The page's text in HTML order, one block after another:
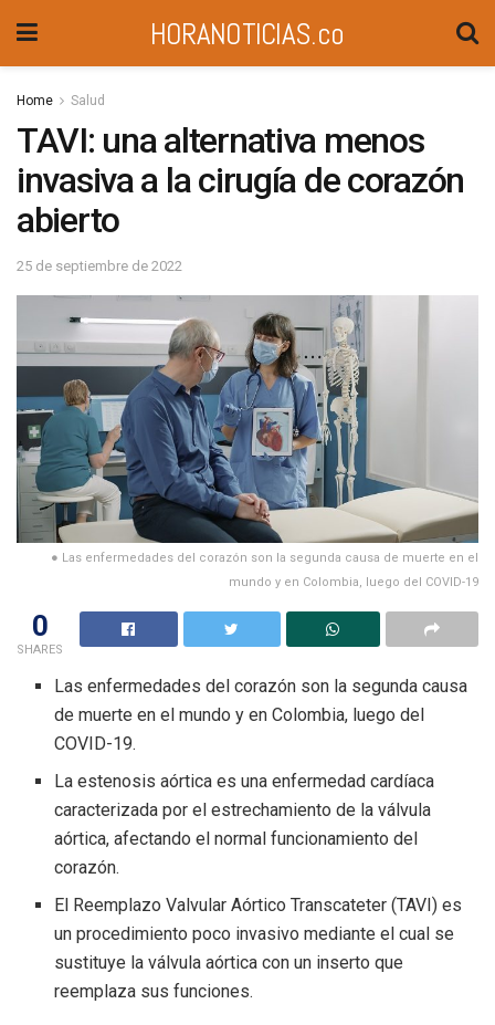
HORANOTICIAS.co
Home Salud
TAVI: una alternativa menos
invasiva a la cirugía de corazón
abierto
25 de septiembre de 2022
● Las enfermedades del corazón son la segunda causa de muerte en el
mundo y en Colombia, luego del COVID-19
0
SHARES
Las enfermedades del corazón son la segunda causa
de muerte en el mundo y en Colombia, luego del
COVID-19.
La estenosis aórtica es una enfermedad cardíaca
caracterizada por el estrechamiento de la válvula
aórtica, afectando el normal funcionamiento del
corazón.
El Reemplazo Valvular Aórtico Transcateter (TAVI) es
un procedimiento poco invasivo mediante el cual se
sustituye la válvula aórtica con un inserto que
reemplaza sus funciones.